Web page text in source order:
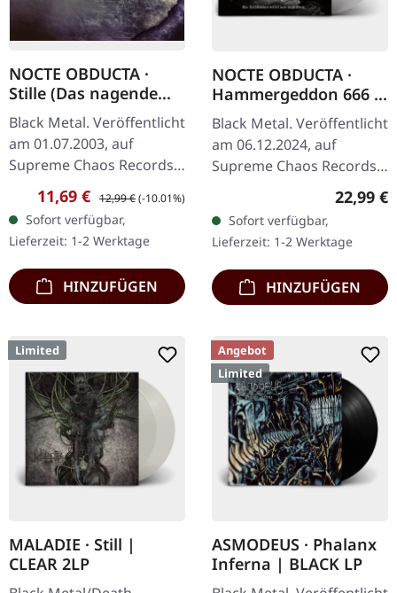
NOCTE OBDUCTA ·
Stille (Das nagende
Schweigen) | CD
Black Metal. Veröffentlicht
am 01.07.2003, auf
Supreme Chaos Records.
CD im Jewelcase. Mit
"Stille (Das nagende
Schweigen)" zeigen sich
Nocte Obducta…
Verkaufspreis:
11,69 € Regulärer Preis:
12,99 €(-10.01%)
Sofort verfügbar,
Lieferzeit: 1-2 Werktage
HINZUFÜGEN
NOCTE OBDUCTA ·
Hammergeddon 666 |
SILVER LP
Black Metal. Veröffentlicht
am 06.12.2024, auf
Supreme Chaos Records.
Silbernes Vinyl mit Insert,
Exemplare. Händler-
Version für…
22,99 €
Sofort verfügbar,
Lieferzeit: 1-2 Werktage
HINZUFÜGEN
Limited
MALADIE · Still |
CLEAR 2LP
Angebot
Limited
ASMODEUS · Phalanx
Inferna | BLACK LP